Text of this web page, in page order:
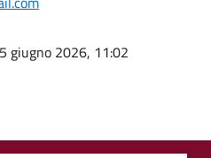
giugno 2026, 11:02